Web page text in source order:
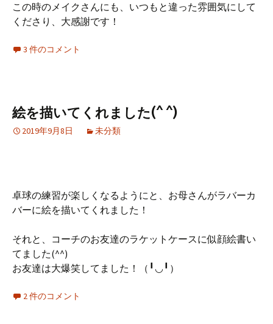
この時のメイクさんにも、いつもと違った雰囲気にして
くださり、大感謝です！
3 件のコメント
絵を描いてくれました(^ ^)
2019年9月8日 未分類
卓球の練習が楽しくなるようにと、お母さんがラバーカ
バーに絵を描いてくれました！
それと、コーチのお友達のラケットケースに似顔絵書い
てました(^^)
お友達は大爆笑してました！（╹◡╹）
2 件のコメント